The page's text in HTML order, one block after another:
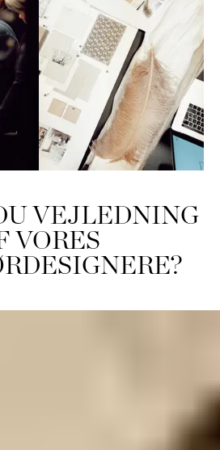
VEJLEDNING
VORES